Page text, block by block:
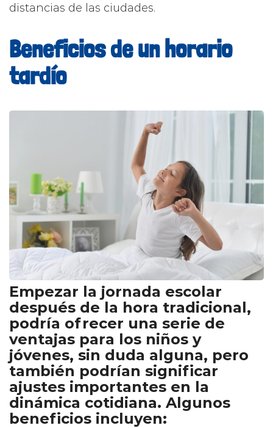
distancias de las ciudades.
Beneficios de un horario
tardío
Empezar la jornada escolar
después de la hora tradicional,
podría ofrecer una serie de
ventajas para los niños y
jóvenes, sin duda alguna, pero
también podrían significar
ajustes importantes en la
dinámica cotidiana. Algunos
beneficios incluyen: